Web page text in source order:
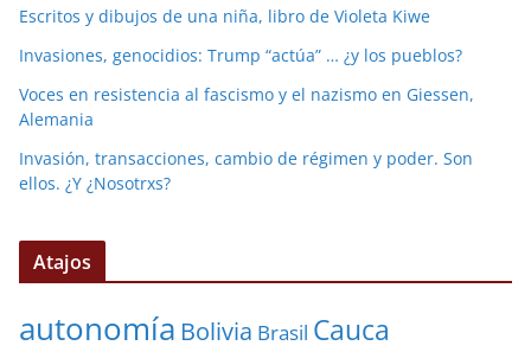
Escritos y dibujos de una niña, libro de Violeta Kiwe
Invasiones, genocidios: Trump “actúa” … ¿y los pueblos?
Voces en resistencia al fascismo y el nazismo en Giessen,
Alemania
Invasión, transacciones, cambio de régimen y poder. Son
ellos. ¿Y ¿Nosotrxs?
Atajos
autonomía Bolivia Brasil Cauca